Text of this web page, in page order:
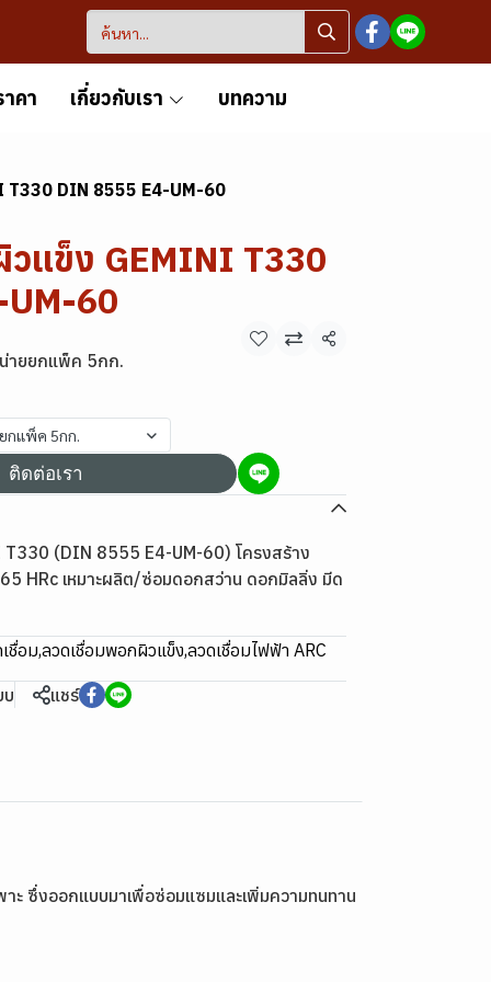
คา เกี่ยวกับเรา บทความ
T330 DIN 8555 E4-UM-60
แข็ง GEMINI T330
60
ายยกแพ็ค 5กก.
แชร์
กแพ็ค 5กก.
ติดต่อเรา
(DIN 8555 E4-UM-60) โครงสร้าง
HRc เหมาะผลิต/ซ่อมดอกสว่าน ดอกมิลลิ่ง มีด
ชื่อม,ลวดเชื่อมพอกผิวแข็ง,ลวดเชื่อมไฟฟ้า ARC
บ แชร์
ซึ่งออกแบบมาเพื่อซ่อมแซมและเพิ่มความทนทาน